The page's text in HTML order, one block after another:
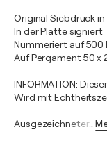
Original Siebdruck in
In der Platte signiert
Nummeriert auf 500
Auf Pergament 50 x
INFORMATION:
Wird mit
Ausgezeichneter…